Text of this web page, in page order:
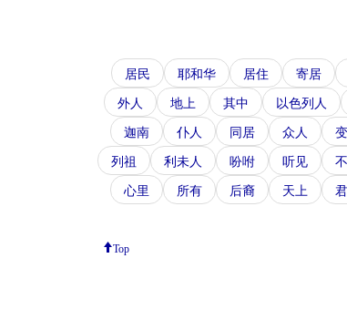
居民 耶和华 居住 寄居
外人
地上 其中 以色列人
迦南
仆人 同居 众人
列祖
利未人 吩咐 听见
心里
所有 后裔 天上
Top